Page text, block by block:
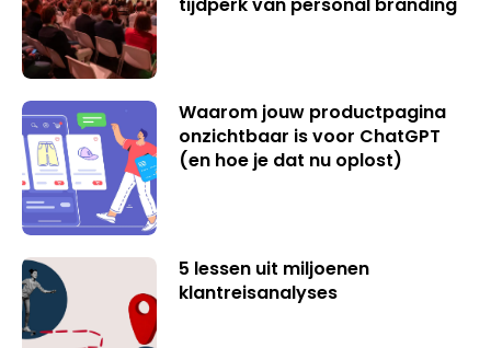
Waarom jouw productpagina
onzichtbaar is voor ChatGPT
(en hoe je dat nu oplost)
5 lessen uit miljoenen
klantreisanalyses